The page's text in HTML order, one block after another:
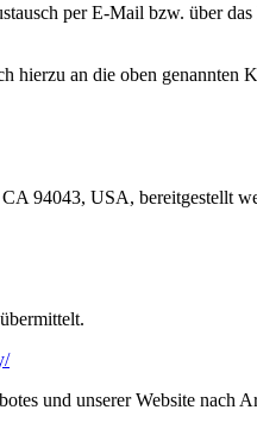
per E-Mail bzw. über
an die oben genannten
94043, USA, bereitgestellt
und unserer Website nach